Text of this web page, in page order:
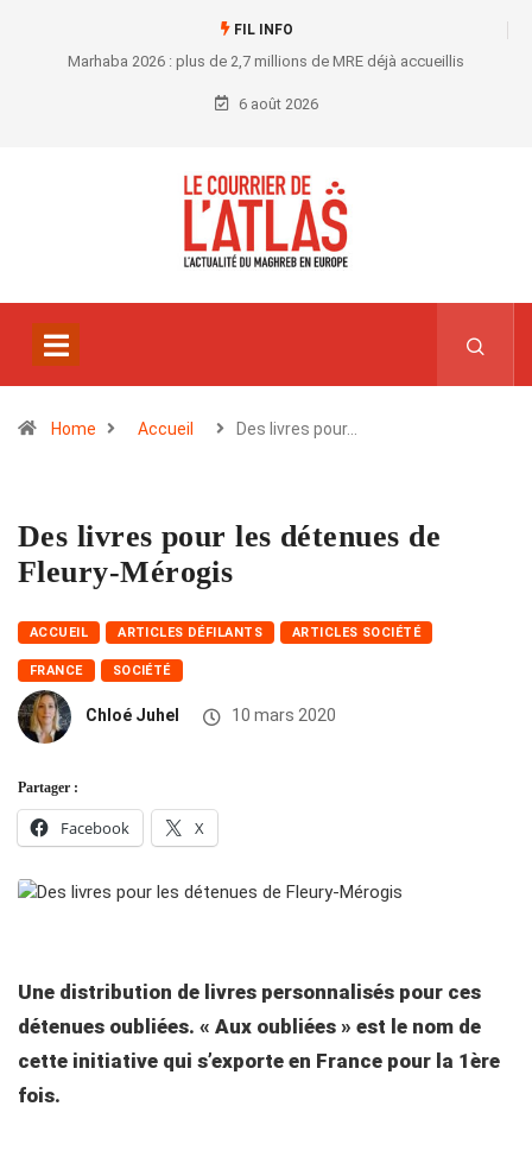
FIL INFO
Marhaba 2026 : plus de 2,7 millions de MRE déjà accueillis
6 août 2026
Home Accueil Des livres pour…
Des livres pour les détenues de
Fleury-Mérogis
ACCUEIL ARTICLES DÉFILANTS ARTICLES SOCIÉTÉ
FRANCE SOCIÉTÉ
Chloé Juhel 10 mars 2020
Partager :
Facebook X
Une distribution de livres personnalisés pour ces
détenues oubliées. « Aux oubliées » est le nom de
cette initiative qui s’exporte en France pour la 1ère
fois.